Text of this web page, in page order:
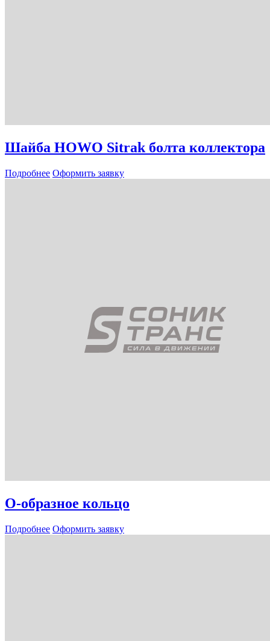
Шайба HOWO Sitrak болта коллектора
Подробнее Оформить заявку
О-образное кольцо
Подробнее Оформить заявку